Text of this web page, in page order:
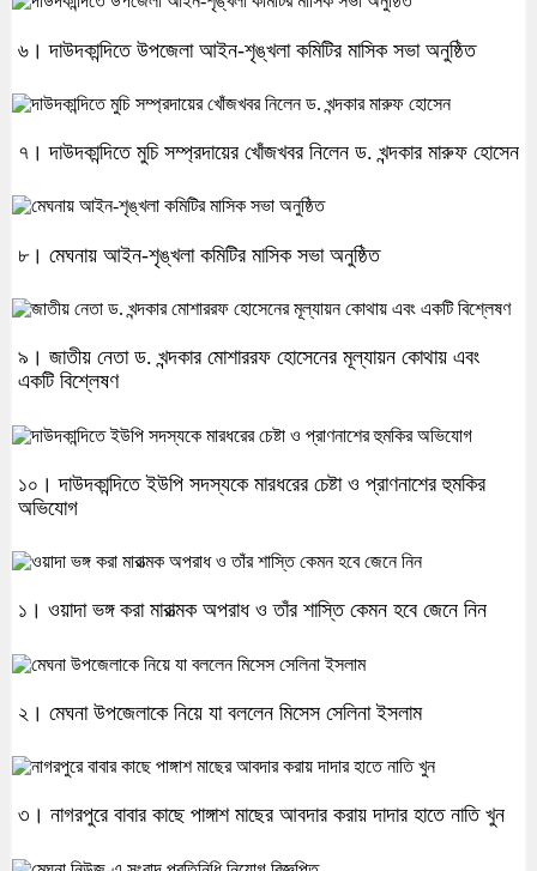
৬। দাউদকান্দিতে উপজেলা আইন-শৃঙ্খলা কমিটির মাসিক সভা অনুষ্ঠিত
৭। দাউদকান্দিতে মুচি সম্প্রদায়ের খোঁজখবর নিলেন ড. খন্দকার মারুফ হোসেন
৮। মেঘনায় আইন-শৃঙ্খলা কমিটির মাসিক সভা অনুষ্ঠিত
৯। জাতীয় নেতা ড. খন্দকার মোশাররফ হোসেনের মূল্যায়ন কোথায় এবং
একটি বিশ্লেষণ
১০। দাউদকান্দিতে ইউপি সদস্যকে মারধরের চেষ্টা ও প্রাণনাশের হুমকির
অভিযোগ
১। ওয়াদা ভঙ্গ করা মারাত্মক অপরাধ ও তাঁর শাস্তি কেমন হবে জেনে নিন
২। মেঘনা উপজেলাকে নিয়ে যা বললেন মিসেস সেলিনা ইসলাম
৩। নাগরপুরে বাবার কাছে পাঙ্গাশ মাছের আবদার করায় দাদার হাতে নাতি খুন